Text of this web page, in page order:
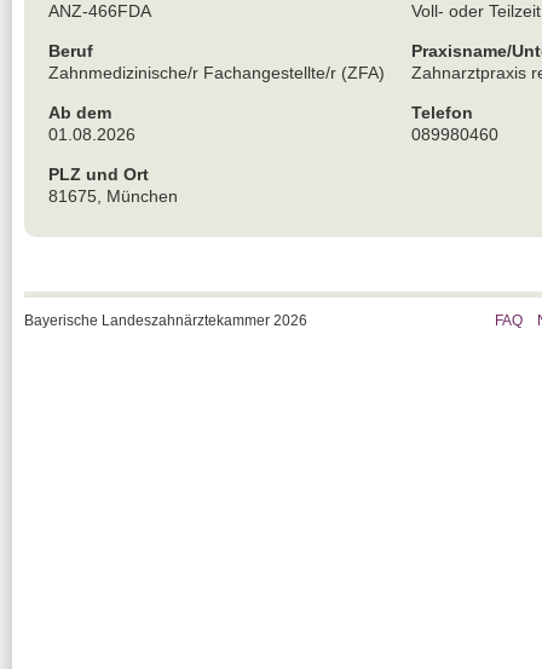
ANZ-466FDA
Beruf
Zahnmedizinische/r Fachangestellte/r (ZFA)
Ab dem
01.08.2026
PLZ und Ort
81675, München
Voll- oder Teilzeit
Praxisname/
Zahnarztpraxis
Telefon
089980460
Bayerische Landeszahnärztekammer 2026 FAQ